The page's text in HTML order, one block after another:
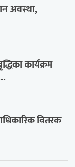
अवस्था,
कार्यक्रम
वितरक